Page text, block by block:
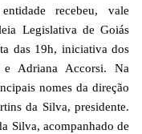
recebeu, vale
Legislativa de Goiás
das 19h, iniciativa dos
e Adriana Accorsi. Na
nomes da direção
da Silva, presidente.
Silva, acompanhado de